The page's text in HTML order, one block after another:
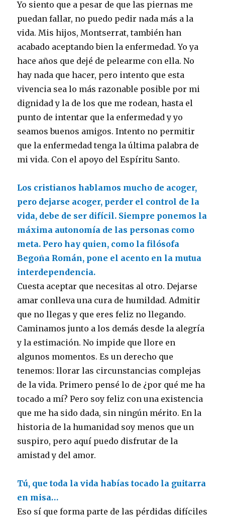
Yo siento que a pesar de que las piernas me
puedan fallar, no puedo pedir nada más a la
vida. Mis hijos, Montserrat, también han
acabado aceptando bien la enfermedad. Yo ya
hace años que dejé de pelearme con ella. No
hay nada que hacer, pero intento que esta
vivencia sea lo más razonable posible por mi
dignidad y la de los que me rodean, hasta el
punto de intentar que la enfermedad y yo
seamos buenos amigos. Intento no permitir
que la enfermedad tenga la última palabra de
mi vida. Con el apoyo del Espíritu Santo.
Los cristianos hablamos mucho de acoger,
pero dejarse acoger, perder el control de la
vida, debe de ser difícil. Siempre ponemos la
máxima autonomía de las personas como
meta. Pero hay quien, como la filósofa
Begoña Román, pone el acento en la mutua
interdependencia.
Cuesta aceptar que necesitas al otro. Dejarse
amar conlleva una cura de humildad. Admitir
que no llegas y que eres feliz no llegando.
Caminamos junto a los demás desde la alegría
y la estimación. No impide que llore en
algunos momentos. Es un derecho que
tenemos: llorar las circunstancias complejas
de la vida. Primero pensé lo de ¿por qué me ha
tocado a mí? Pero soy feliz con una existencia
que me ha sido dada, sin ningún mérito. En la
historia de la humanidad soy menos que un
suspiro, pero aquí puedo disfrutar de la
amistad y del amor.
Tú, que toda la vida habías tocado la guitarra
en misa…
Eso sí que forma parte de las pérdidas difíciles